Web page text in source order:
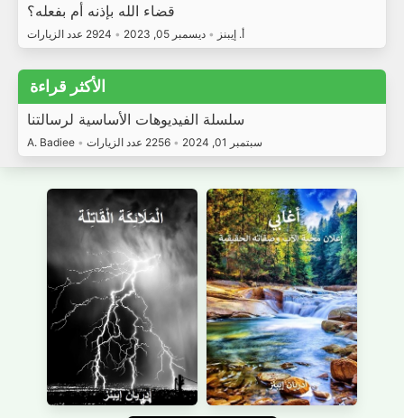
قضاء الله بإذنه أم بفعله؟
أ. إيبنز • ديسمبر 05, 2023 •
الأكثر قراءة
سلسلة الفيديوهات الأساسية لرسالتنا
A. Badiee • سبتمبر 01, 2024 • 2256 عدد الزيارات